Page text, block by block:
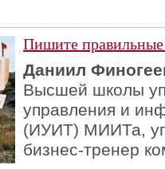
Пишите
Даниил
Высшей школы
управления и
(ИУИТ) МИИТа,
бизнес-тренер